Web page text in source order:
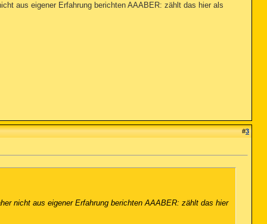
aus eigener Erfahrung berichten AAABER: zählt das hier als
#3
nicht aus eigener Erfahrung berichten AAABER: zählt das hier